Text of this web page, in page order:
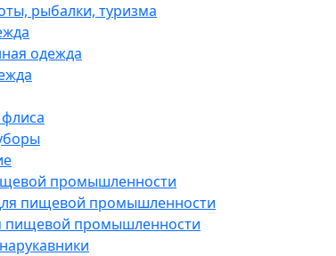
рыбалки, туризма
одежда
промышленности
пищевой промышленности
пищевой промышленности